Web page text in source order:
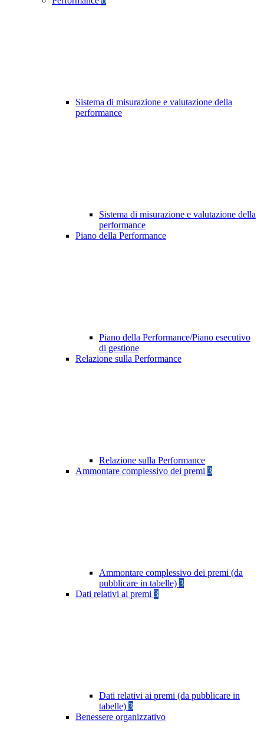
Sistema di misurazione e valutazione della
performance
Sistema di misurazione e valutazione della
performance
Piano della Performance
Piano della Performance/Piano esecutivo
di gestione
Relazione sulla Performance
Relazione sulla Performance
Ammontare complessivo dei premi 3
Ammontare complessivo dei premi (da
pubblicare in tabelle) 3
Dati relativi ai premi 3
Dati relativi ai premi (da pubblicare in
tabelle) 3
Benessere organizzativo